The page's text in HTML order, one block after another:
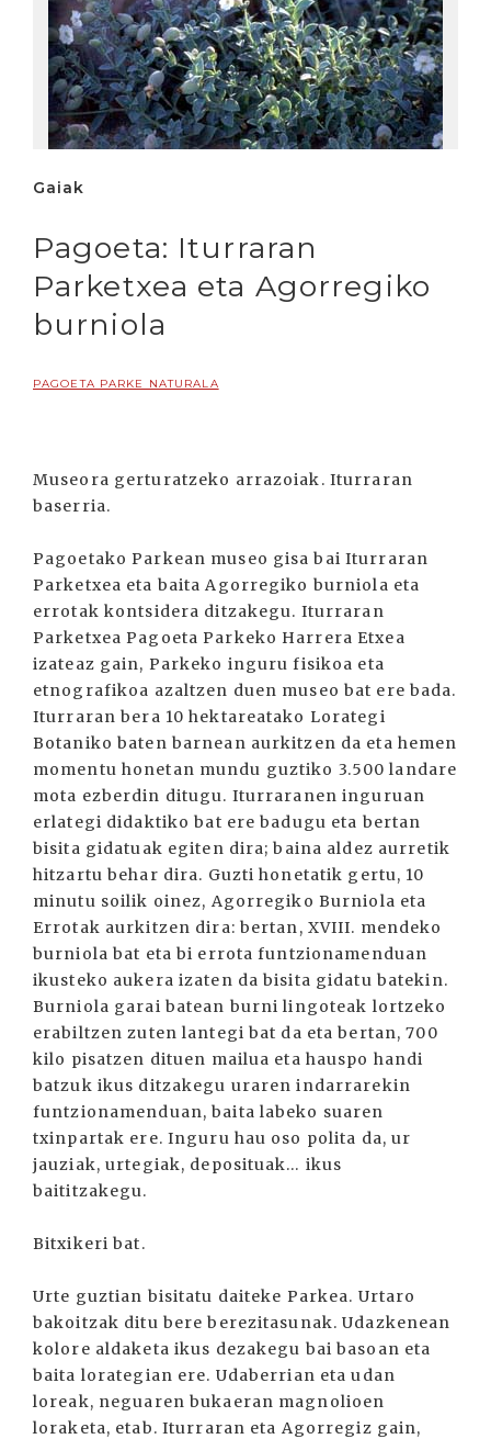
Gaiak
Pagoeta: Iturraran
Parketxea eta Agorregiko
burniola
PAGOETA PARKE NATURALA
Museora gerturatzeko arrazoiak. Iturraran
baserria.
Pagoetako Parkean museo gisa bai Iturraran
Parketxea eta baita Agorregiko burniola eta
errotak kontsidera ditzakegu. Iturraran
Parketxea Pagoeta Parkeko Harrera Etxea
izateaz gain, Parkeko inguru fisikoa eta
etnografikoa azaltzen duen museo bat ere bada.
Iturraran bera 10 hektareatako Lorategi
Botaniko baten barnean aurkitzen da eta hemen
momentu honetan mundu guztiko 3.500 landare
mota ezberdin ditugu. Iturraranen inguruan
erlategi didaktiko bat ere badugu eta bertan
bisita gidatuak egiten dira; baina aldez aurretik
hitzartu behar dira. Guzti honetatik gertu, 10
minutu soilik oinez, Agorregiko Burniola eta
Errotak aurkitzen dira: bertan, XVIII. mendeko
burniola bat eta bi errota funtzionamenduan
ikusteko aukera izaten da bisita gidatu batekin.
Burniola garai batean burni lingoteak lortzeko
erabiltzen zuten lantegi bat da eta bertan, 700
kilo pisatzen dituen mailua eta hauspo handi
batzuk ikus ditzakegu uraren indarrarekin
funtzionamenduan, baita labeko suaren
txinpartak ere. Inguru hau oso polita da, ur
jauziak, urtegiak, deposituak… ikus
baititzakegu.
Bitxikeri bat.
Urte guztian bisitatu daiteke Parkea. Urtaro
bakoitzak ditu bere berezitasunak. Udazkenean
kolore aldaketa ikus dezakegu bai basoan eta
baita lorategian ere. Udaberrian eta udan
loreak, neguaren bukaeran magnolioen
loraketa, etab. Iturraran eta Agorregiz gain,